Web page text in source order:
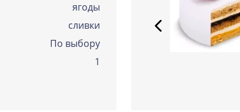
Тирамису
Узнать подробнее о
Тирамису
Узнать подробнее о
ягоды
сливки
По выбору
1